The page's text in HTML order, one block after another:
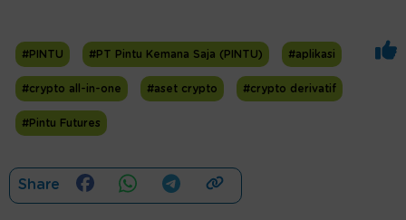
#PINTU #PT Pintu Kemana Saja (PINTU) #aplikasi
#crypto all-in-one #aset crypto #crypto derivatif
#Pintu Futures
Share